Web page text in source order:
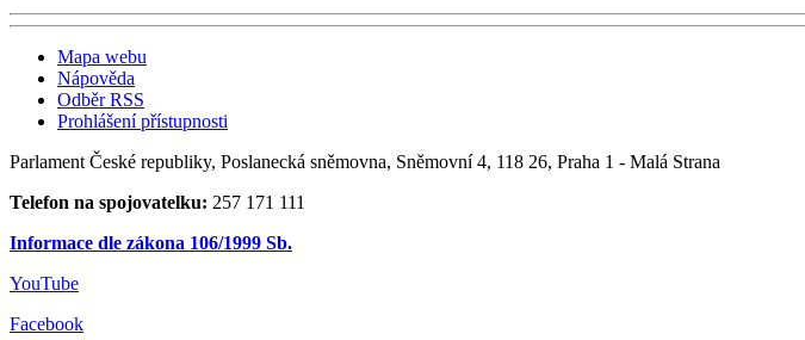
Mapa webu
Nápověda
Odběr RSS
Prohlášení přístupnosti
Parlament České republiky, Poslanecká sněmovna, Sněmovní 4, 118 26, Praha 1 - Malá Strana
Telefon na spojovatelku: 257 171 111
Informace dle zákona 106/1999 Sb.
YouTube
Facebook